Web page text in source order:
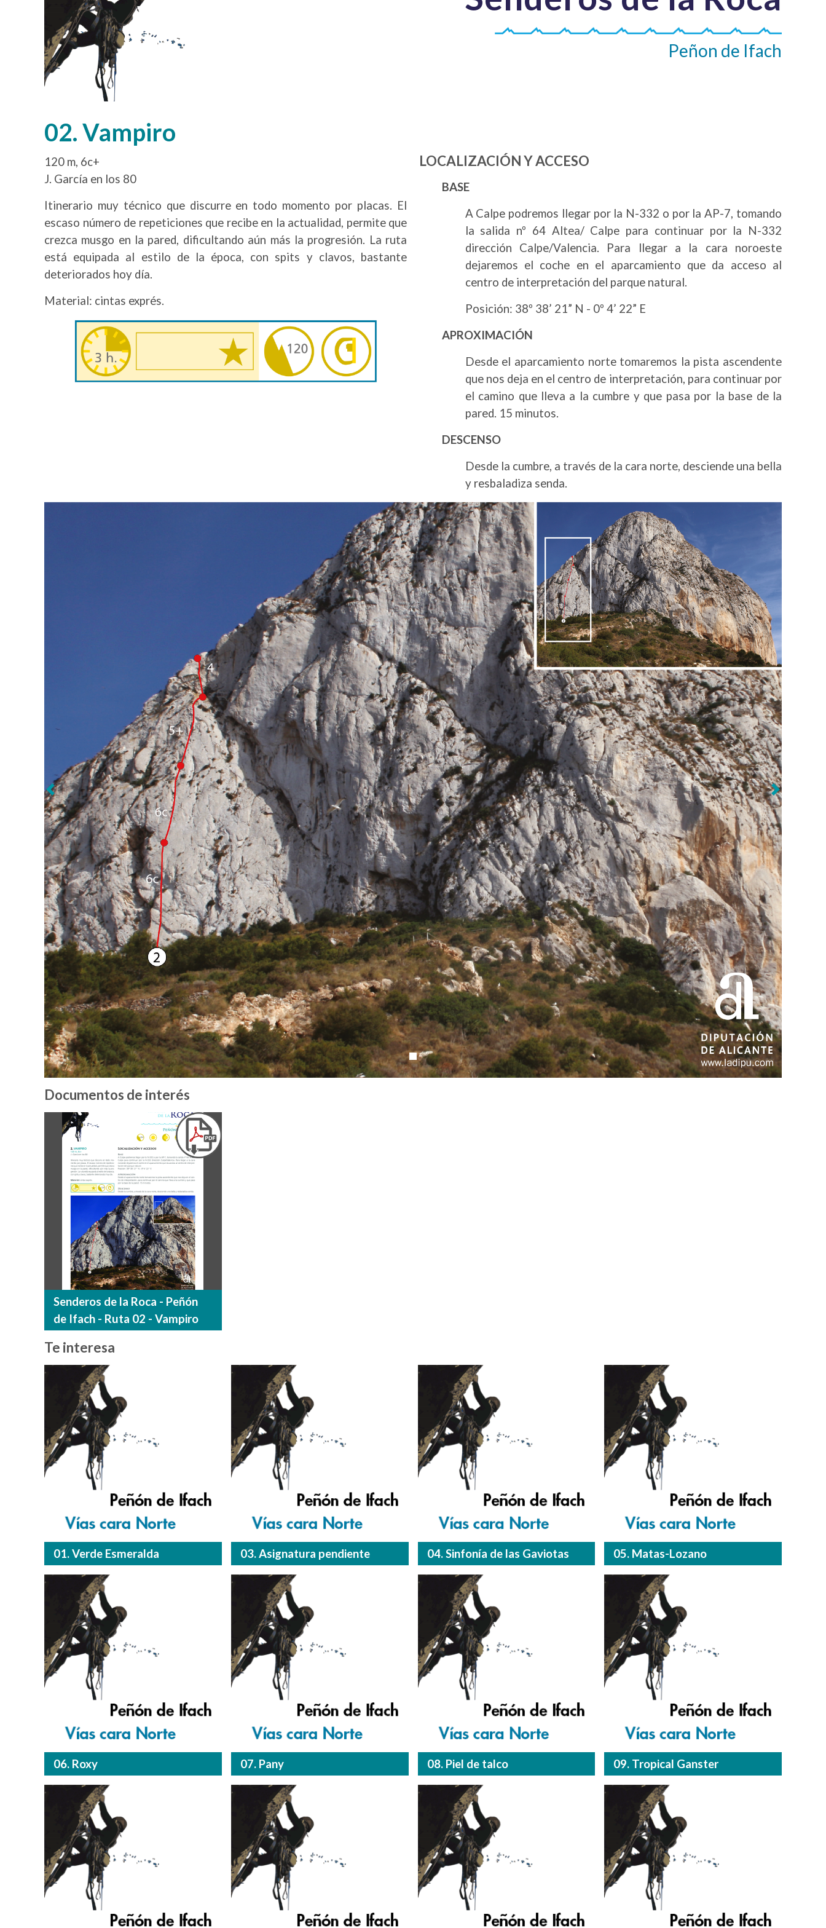
Peñon de Ifach
02. Vampiro
120 m, 6c+
J. García en los 80
Itinerario muy técnico que discurre en todo momento por placas. El
escaso número de repeticiones que recibe en la actualidad, permite que
crezca musgo en la pared, dificultando aún más la progresión. La ruta
está equipada al estilo de la época, con spits y clavos, bastante
deteriorados hoy día.
Material: cintas exprés.
LOCALIZACIÓN Y ACCESO
BASE
A Calpe podremos llegar por la N-332 o por la AP-7, tomando
la salida nº 64 Altea/ Calpe para continuar por la N-332
dirección Calpe/Valencia. Para llegar a la cara noroeste
dejaremos el coche en el aparcamiento que da acceso al
centro de interpretación del parque natural.
Posición: 38º 38’ 21” N - 0º 4’ 22” E
APROXIMACIÓN
Desde el aparcamiento norte tomaremos la pista ascendente
que nos deja en el centro de interpretación, para continuar por
el camino que lleva a la cumbre y que pasa por la base de la
pared. 15 minutos.
DESCENSO
Desde la cumbre, a través de la cara norte, desciende una bella
y resbaladiza senda.
Anterior
Siguiente
Documentos de interés
Senderos de la Roca - Peñón
de Ifach - Ruta 02 - Vampiro
Te interesa
01. Verde Esmeralda 03. Asignatura pendiente 04. Sinfonía de las Gaviotas 05. Matas-Lozano
06. Roxy 07. Pany 08. Piel de talco 09. Tropical Ganster